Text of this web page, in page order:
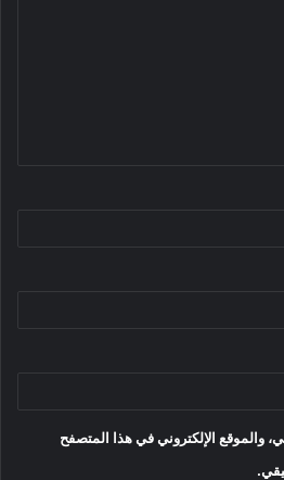
موتورز للكهرباء من حيث عدم
والموقع الإلكتروني في هذا المتصفح